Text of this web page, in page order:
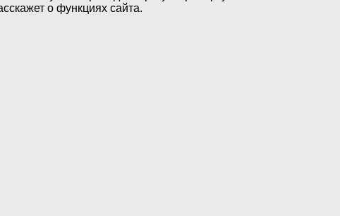
о функциях сайта.